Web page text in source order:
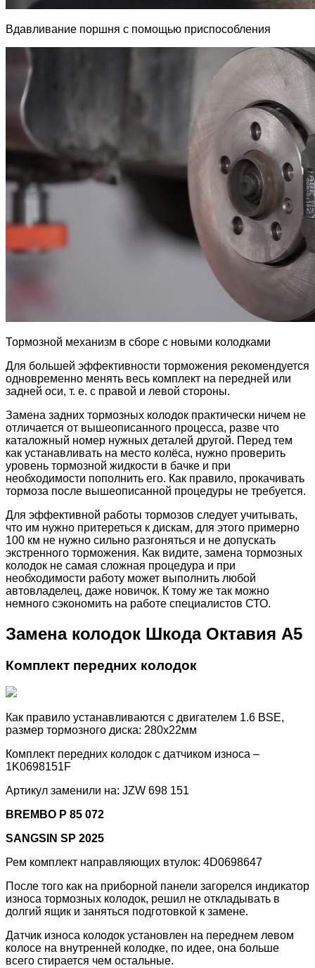
Вдавливание поршня с помощью приспособления
Тормозной механизм в сборе с новыми колодками
Для большей эффективности торможения рекомендуется
одновременно менять весь комплект на передней или
задней оси, т. е. с правой и левой стороны.
Замена задних тормозных колодок практически ничем не
отличается от вышеописанного процесса, разве что
каталожный номер нужных деталей другой. Перед тем
как устанавливать на место колёса, нужно проверить
уровень тормозной жидкости в бачке и при
необходимости пополнить его. Как правило, прокачивать
тормоза после вышеописанной процедуры не требуется.
Для эффективной работы тормозов следует учитывать,
что им нужно притереться к дискам, для этого примерно
100 км не нужно сильно разгоняться и не допускать
экстренного торможения. Как видите, замена тормозных
колодок не самая сложная процедура и при
необходимости работу может выполнить любой
автовладелец, даже новичок. К тому же так можно
немного сэкономить на работе специалистов СТО.
Замена колодок Шкода Октавия А5
Комплект передних колодок
Как правило устанавливаются с двигателем 1.6 BSE,
размер тормозного диска: 280х22мм
Комплект передних колодок c датчиком износа –
1K0698151F
Артикул заменили на: JZW 698 151
BREMBO P 85 072
SANGSIN SP 2025
Рем комплект направляющих втулок: 4D0698647
После того как на приборной панели загорелся индикатор
износа тормозных колодок, решил не откладывать в
долгий ящик и заняться подготовкой к замене.
Датчик износа колодок установлен на переднем левом
колосе на внутренней колодке, по идее, она больше
всего стирается чем остальные.